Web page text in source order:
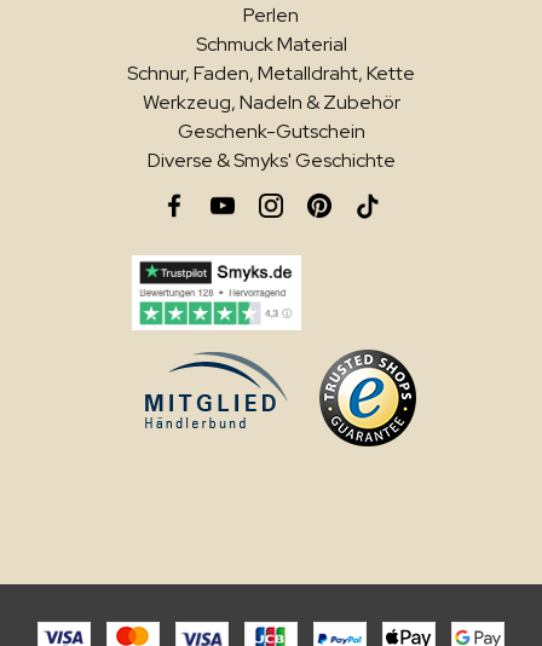
Perlen
Schmuck Material
Schnur, Faden, Metalldraht, Kette
Werkzeug, Nadeln & Zubehör
Geschenk-Gutschein
Diverse & Smyks' Geschichte